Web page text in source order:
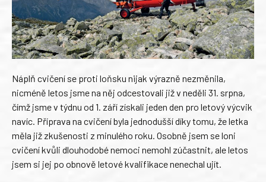
Náplň cvičení se proti loňsku nijak výrazně nezměnila,
nicméně letos jsme na něj odcestovali již v neděli 31. srpna,
čímž jsme v týdnu od 1. září získali jeden den pro letový výcvik
navíc. Příprava na cvičení byla jednodušší díky tomu, že letka
měla již zkušenosti z minulého roku. Osobně jsem se loni
cvičení kvůli dlouhodobé nemoci nemohl zúčastnit, ale letos
jsem si jej po obnově letové kvalifikace nenechal ujít.